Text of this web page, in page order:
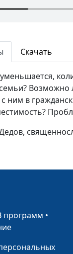
Скачать
Возможно
ним в
программ •